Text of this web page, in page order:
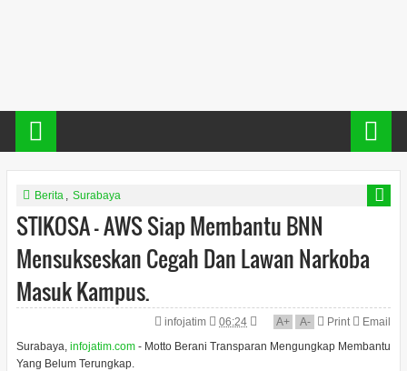
Berita , Surabaya
STIKOSA - AWS Siap Membantu BNN
Mensukseskan Cegah Dan Lawan Narkoba
Masuk Kampus.
infojatim 06:24 A+ A- Print
Email
Surabaya, infojatim.com- Motto Berani Transparan Mengungkap Membantu
Yang Belum Terungkap.